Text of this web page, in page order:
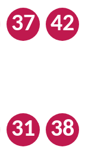
37 42
31 38